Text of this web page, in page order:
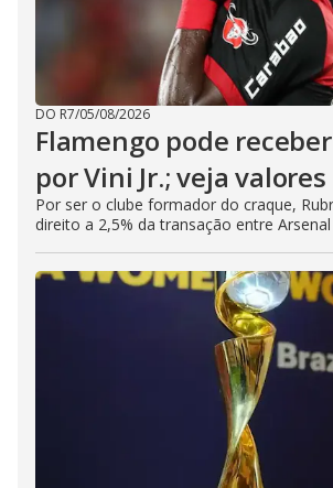
DO R7/05/08/2026
Flamengo pode
por Vini Jr.; veja valores
Por ser o clube formador do craque,
direito a 2,5% da transação entre